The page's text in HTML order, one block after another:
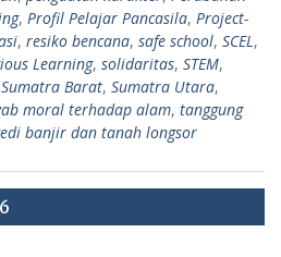
, Profil Pelajar Pancasila, Project-
, resiko bencana, safe school, SCEL ,
Learning, solidaritas, STEM,
Sumatra Barat, Sumatra Utara,
moral terhadap alam, tanggung
banjir dan tanah longsor